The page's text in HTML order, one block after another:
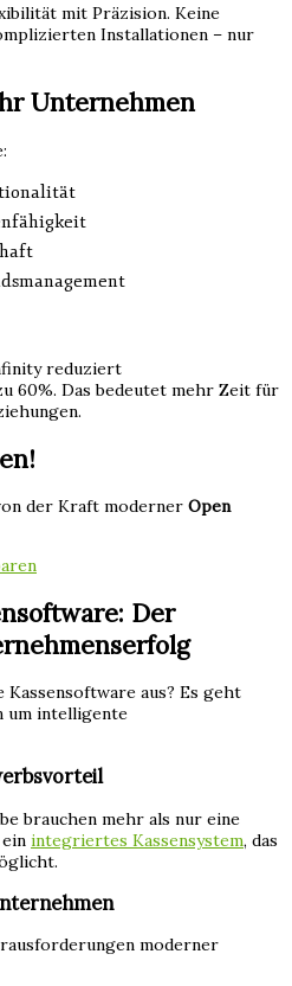
mit Präzision. Keine
Installationen – nur
Unternehmen
reduziert
60%. Das bedeutet mehr Zeit für
der Kraft moderner Open
Der
aus? Es geht
um intelligente
brauchen mehr als nur eine
integriertes Kassensystem, das
moderner